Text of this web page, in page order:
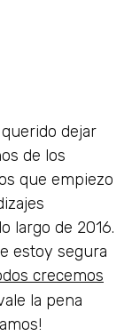
dejar
de los
que empiezo
largo de 2016.
estoy segura
crecemos
la pena